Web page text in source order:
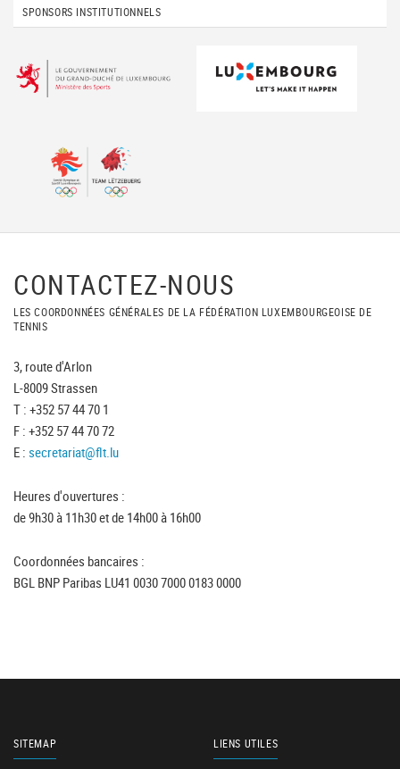
SPONSORS INSTITUTIONNELS
CONTACTEZ-NOUS
LES COORDONNÉES GÉNÉRALES DE LA FÉDÉRATION LUXEMBOURGEOISE DE
TENNIS
3, route d'Arlon
L-8009 Strassen
T : +352 57 44 70 1
F : +352 57 44 70 72
E : secretariat@flt.lu
Heures d'ouvertures :
de 9h30 à 11h30 et de 14h00 à 16h00
Coordonnées bancaires :
BGL BNP Paribas LU41 0030 7000 0183 0000
SITEMAP LIENS UTILES